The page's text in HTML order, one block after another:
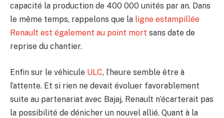
capacité la production de 400 000 unités par an. Dans
le même temps, rappelons que la ligne estampillée
Renault est également au point mort sans date de
reprise du chantier.
Enfin sur le véhicule ULC, l’heure semble être à
l’attente. Et si rien ne devait évoluer favorablement
suite au partenariat avec Bajaj, Renault n’écarterait pas
la possibilité de dénicher un nouvel allié. Quant à la